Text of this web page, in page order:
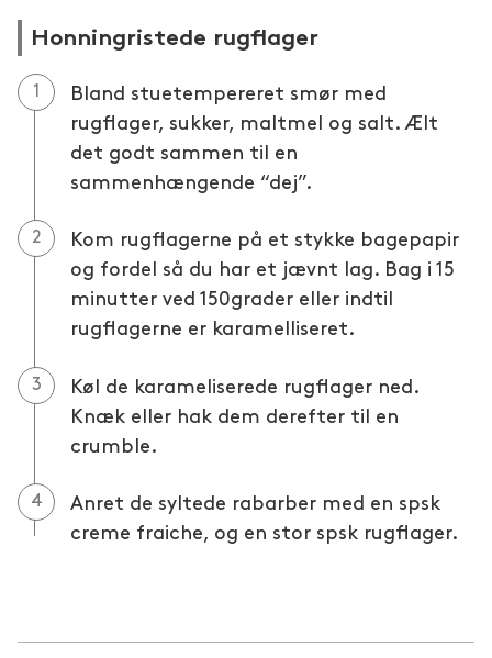
Honningristede rugflager
Bland stuetempereret smør med
rugflager, sukker, maltmel og salt. Ælt
det godt sammen til en
sammenhængende “dej”.
Kom rugflagerne på et stykke bagepapir
og fordel så du har et jævnt lag. Bag i 15
minutter ved 150grader eller indtil
rugflagerne er karamelliseret.
Køl de karameliserede rugflager ned.
Knæk eller hak dem derefter til en
crumble.
Anret de syltede rabarber med en spsk
creme fraiche, og en stor spsk rugflager.